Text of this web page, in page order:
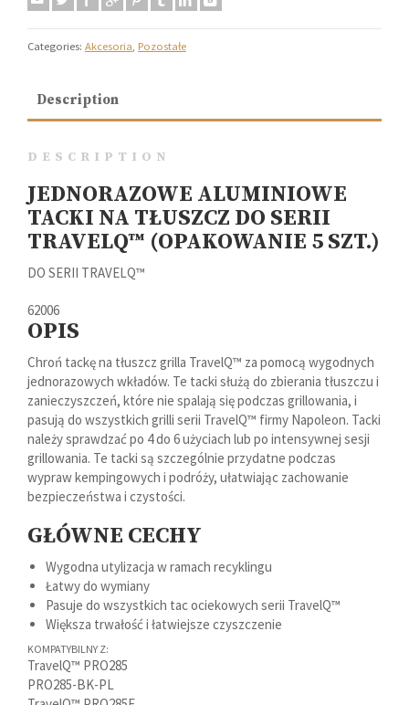
Categories: Akcesoria, Pozostałe
Description
DESCRIPTION
JEDNORAZOWE ALUMINIOWE
TACKI NA TŁUSZCZ DO SERII
TRAVELQ™ (OPAKOWANIE 5 SZT.)
DO SERII TRAVELQ™
62006
OPIS
Chroń tackę na tłuszcz grilla TravelQ™ za pomocą wygodnych
jednorazowych wkładów. Te tacki służą do zbierania tłuszczu i
zanieczyszczeń, które nie spalają się podczas grillowania, i
pasują do wszystkich grilli serii TravelQ™ firmy Napoleon. Tacki
należy sprawdzać po 4 do 6 użyciach lub po intensywnej sesji
grillowania. Te tacki są szczególnie przydatne podczas
wypraw kempingowych i podróży, ułatwiając zachowanie
bezpieczeństwa i czystości.
GŁÓWNE CECHY
Wygodna utylizacja w ramach recyklingu
Łatwy do wymiany
Pasuje do wszystkich tac ociekowych serii TravelQ™
Większa trwałość i łatwiejsze czyszczenie
KOMPATYBILNY Z:
TravelQ™ PRO285
PRO285-BK-PL